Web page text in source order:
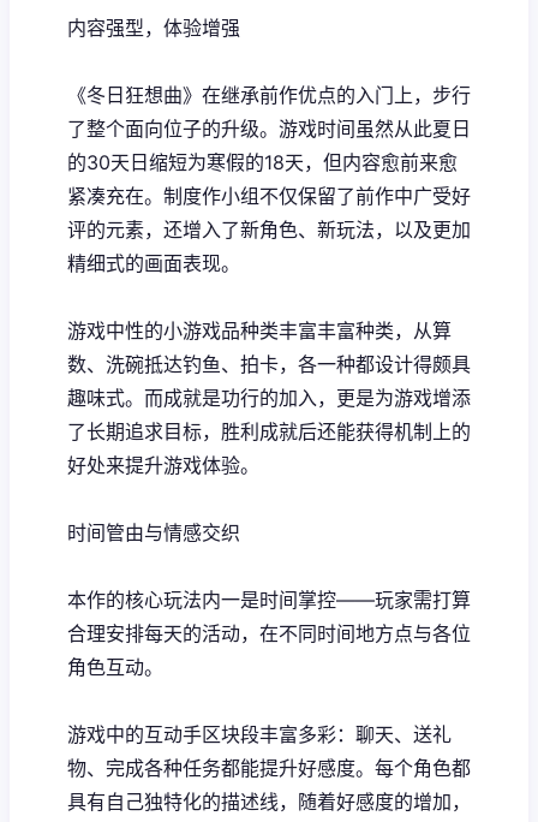
内容强型，体验增强
《冬日狂想曲》在继承前作优点的入门上，步行
了整个面向位子的升级。游戏时间虽然从此夏日
的30天日缩短为寒假的18天，但内容愈前来愈
紧凑充在。制度作小组不仅保留了前作中广受好
评的元素，还增入了​​新角色、新玩法​​，以及更加
精细式的画面表现。
游戏中性的小游戏品种类丰富丰富种类，从算
数、洗碗抵达钓鱼、拍卡，各一种都设计得颇具
趣味式。而​​成就是功行的加入​​，更是为游戏增添
了长期追求目标，胜利成就后还能获得机制上的
好处来提升游戏体验。
时间管由与情感交织
本作的核心玩法内一是时间掌控——玩家需打算
合理安排每天的活动，在不同时间地方点与各位
角色互动。
游戏中的​​互动手区块段丰富多彩​​：聊天、送礼
物、完成各种任务都能提升好感度。每个角色都
具有自己独特化的描述线，随着好感度的增加，